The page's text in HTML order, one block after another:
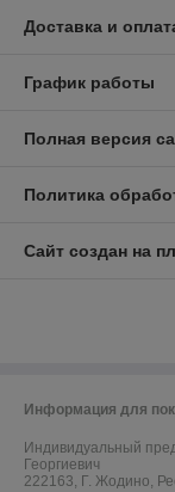
Доставка и
График работы
Полная версия
Политика
Сайт создан на
Информация для
Индивидуальный
Георгиевич
222163, Г. Жодино,